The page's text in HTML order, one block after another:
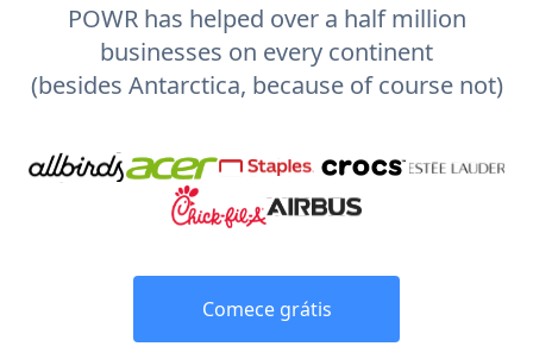
POWR has helped over a half million
businesses on every continent
(besides Antarctica, because of course not)
Comece grátis